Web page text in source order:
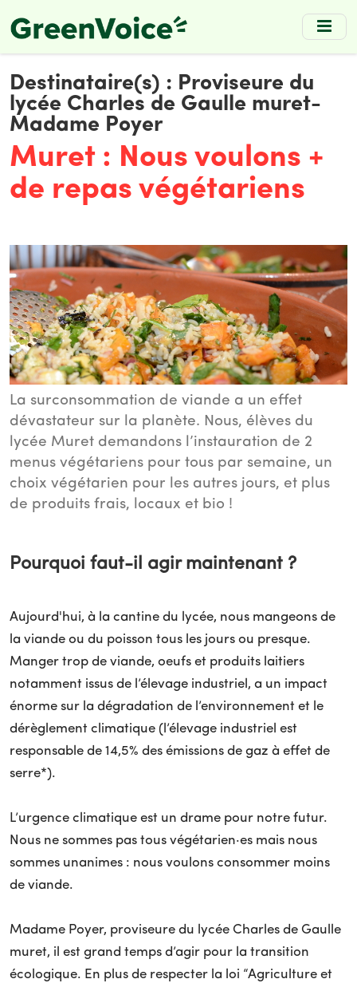
to
Destinataire(s) : Proviseure du
lycée Charles de Gaulle muret-
Madame Poyer
Muret : Nous voulons +
de repas végétariens
La surconsommation de viande a un effet
dévastateur sur la planète. Nous, élèves du
lycée Muret demandons l’instauration de 2
menus végétariens pour tous par semaine, un
choix végétarien pour les autres jours, et plus
de produits frais, locaux et bio !
Pourquoi faut-il agir maintenant ?
Aujourd'hui, à la cantine du lycée, nous mangeons de
la viande ou du poisson tous les jours ou presque.
Manger trop de viande, oeufs et produits laitiers
notamment issus de l’élevage industriel, a un impact
énorme sur la dégradation de l’environnement et le
dérèglement climatique (l’élevage industriel est
responsable de 14,5% des émissions de gaz à effet de
serre*).
L’urgence climatique est un drame pour notre futur.
Nous ne sommes pas tous végétarien·es mais nous
sommes unanimes : nous voulons consommer moins
de viande.
Madame Poyer, proviseure du lycée Charles de Gaulle
muret, il est grand temps d’agir pour la transition
écologique. En plus de respecter la loi “Agriculture et